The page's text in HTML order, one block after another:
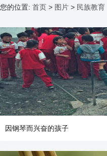
您的位置: 首页 > 图片 > 民族教育
因钢琴而兴奋的孩子